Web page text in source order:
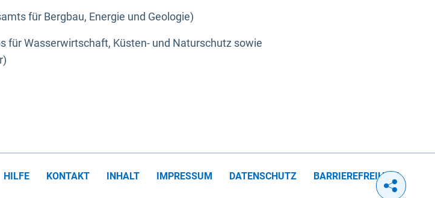
für Bergbau, Energie und Geologie)
für Wasserwirtschaft, Küsten- und Naturschutz sowie
HILFE KONTAKT INHALT IMPRESSUM DATENSCHUTZ BARRIEREFREIHEIT